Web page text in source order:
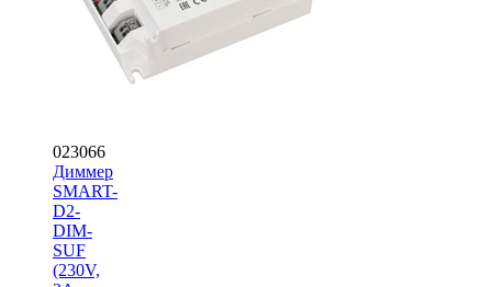
023066
Диммер
SMART-
D2-
DIM-
SUF
(230V,